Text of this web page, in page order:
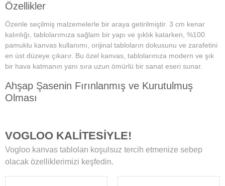
Özellikler
Özenle seçilmiş malzemelerle bir araya getirilmiştir. 3 cm kenar
kalınlığı, tablolarımıza sağlam bir yapı ve şıklık katarken, %100
pamuklu kanvas kullanımı, orijinal tabloların dokusunu ve zarafetini
en üst düzeye çıkarır. Bu özel kanvas, tablolarınıza modern ve şık
bir hava katmanın yanı sıra uzun ömürlü bir sanat eseri sunar.
Ahşap Şasenin Fırınlanmış ve Kurutulmuş
Olması
ahşap şase sayesinde uzun yıllar boyunca ilk günkü formunu korur.
Yüksek Çözünürlüklü Baskılarımız
Modern teknolojiye sahip özel makineler kullanılarak üretilir. Bu
VOGLOO KALİTESİYLE!
Vogloo kanvas tabloları koşulsuz tercih etmenize sebep
olacak özelliklerimizi keşfedin.